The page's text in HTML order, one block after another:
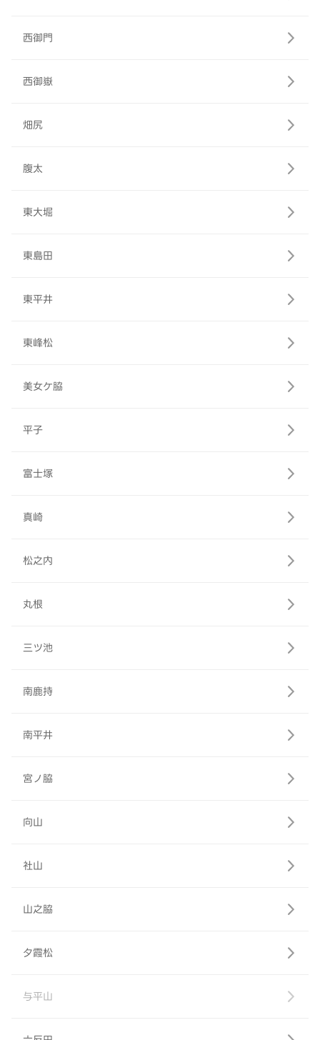
西御門
西御嶽
畑尻
腹太
東大堀
東島田
東平井
東峰松
美女ケ脇
平子
富士塚
真崎
松之内
丸根
三ツ池
南鹿持
南平井
宮ノ脇
向山
社山
山之脇
夕霞松
与平山